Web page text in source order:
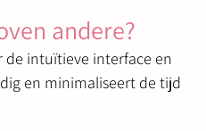
andere?
de intuïtieve interface en
en minimaliseert de tijd